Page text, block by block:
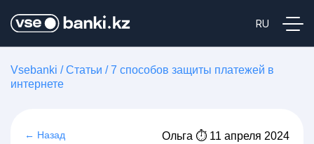
Vsebanki /Статьи /7 способов защиты платежей в
интернете
← Назад Ольга ⏱ 11 апреля 2024